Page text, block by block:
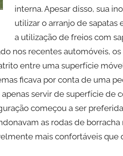
interna. Apesar disso, sua
utilizar o arranjo de sapatas
a utilização de freios com
nos recentes automóveis,
entre uma superfície
ficava por conta de uma
servir de superfície de
começou a ser
as rodas de
mais confortáveis